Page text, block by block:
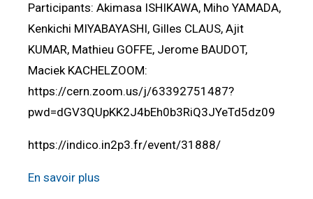
Participants: Akimasa ISHIKAWA, Miho YAMADA,
Kenkichi MIYABAYASHI, Gilles CLAUS, Ajit
KUMAR, Mathieu GOFFE, Jerome BAUDOT,
Maciek KACHELZOOM:
https://cern.zoom.us/j/63392751487?
pwd=dGV3QUpKK2J4bEh0b3RiQ3JYeTd5dz09
https://indico.in2p3.fr/event/31888/
En savoir plus